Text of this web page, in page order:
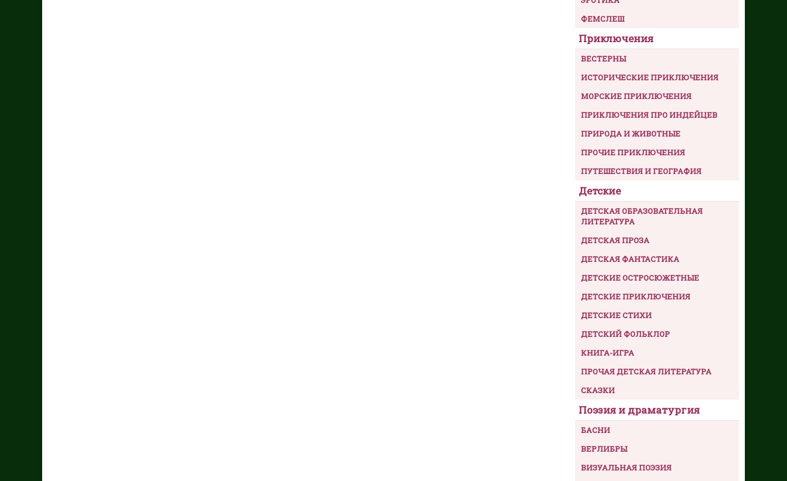
ФЕМСЛЕШ
Приключения
ВЕСТЕРНЫ
ИСТОРИЧЕСКИЕ ПРИКЛЮЧЕНИЯ
МОРСКИЕ ПРИКЛЮЧЕНИЯ
ПРИКЛЮЧЕНИЯ ПРО ИНДЕЙЦЕВ
ПРИРОДА И ЖИВОТНЫЕ
ПРОЧИЕ ПРИКЛЮЧЕНИЯ
ПУТЕШЕСТВИЯ И ГЕОГРАФИЯ
Детские
ДЕТСКАЯ ОБРАЗОВАТЕЛЬНАЯ
ЛИТЕРАТУРА
ДЕТСКАЯ ПРОЗА
ДЕТСКАЯ ФАНТАСТИКА
ДЕТСКИЕ ОСТРОСЮЖЕТНЫЕ
ДЕТСКИЕ ПРИКЛЮЧЕНИЯ
ДЕТСКИЕ СТИХИ
ДЕТСКИЙ ФОЛЬКЛОР
КНИГА-ИГРА
ПРОЧАЯ ДЕТСКАЯ ЛИТЕРАТУРА
СКАЗКИ
Поэзия и драматургия
БАСНИ
ВЕРЛИБРЫ
ВИЗУАЛЬНАЯ ПОЭЗИЯ